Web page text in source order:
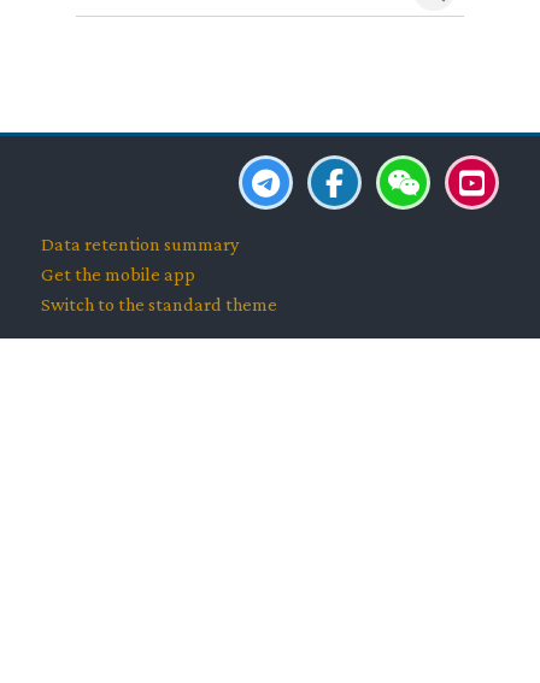
Search
Data retention summary
Get the mobile app
Switch to the standard theme